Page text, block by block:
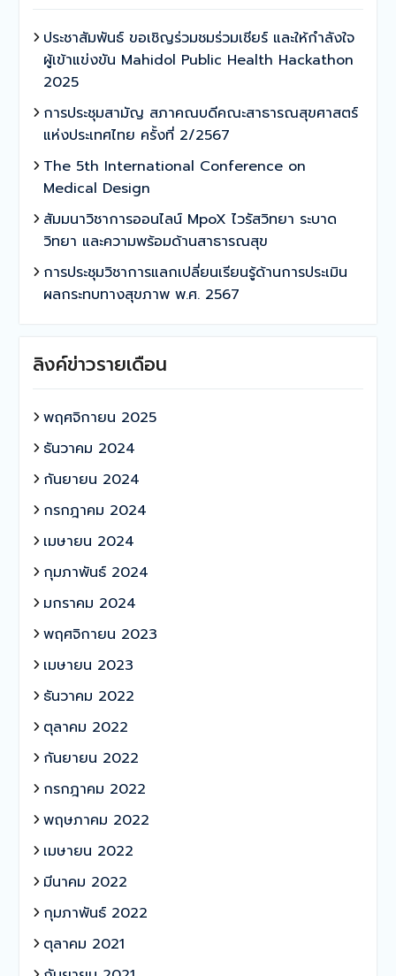
ประชาสัมพันธ์ ขอเชิญร่วมชมร่วมเชียร์ และให้กำลังใจ
ผู้เข้าแข่งขัน Mahidol Public Health Hackathon
2025
การประชุมสามัญ สภาคณบดีคณะสาธารณสุขศาสตร์
แห่งประเทศไทย ครั้งที่ 2/2567
The 5th International Conference on
Medical Design
สัมมนาวิชาการออนไลน์ MpoX ไวรัสวิทยา ระบาด
วิทยา และความพร้อมด้านสาธารณสุข
การประชุมวิชาการแลกเปลี่ยนเรียนรู้ด้านการประเมิน
ผลกระทบทางสุขภาพ พ.ศ. 2567
ลิงค์ข่าวรายเดือน
พฤศจิกายน 2025
ธันวาคม 2024
กันยายน 2024
กรกฎาคม 2024
เมษายน 2024
กุมภาพันธ์ 2024
มกราคม 2024
พฤศจิกายน 2023
เมษายน 2023
ธันวาคม 2022
ตุลาคม 2022
กันยายน 2022
กรกฎาคม 2022
พฤษภาคม 2022
เมษายน 2022
มีนาคม 2022
กุมภาพันธ์ 2022
ตุลาคม 2021